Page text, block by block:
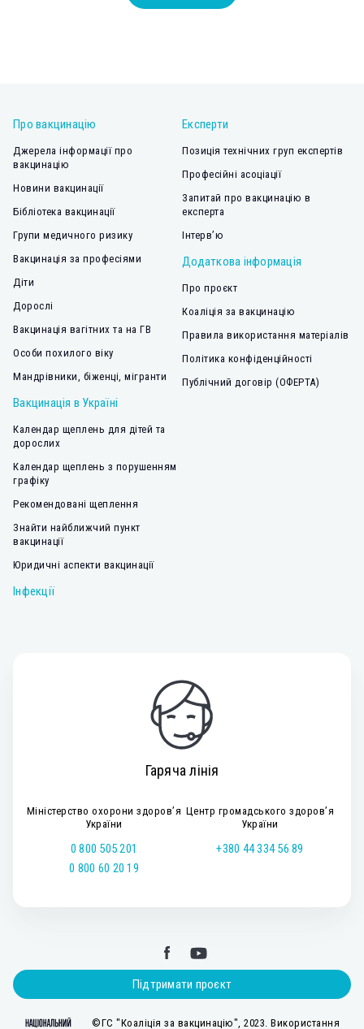
Про вакцинацію
Джерела інформації про
вакцинацію
Новини вакцинації
Бібліотека вакцинації
Групи медичного ризику
Вакцинація за професіями
Діти
Дорослі
Вакцинація вагітних та на ГВ
Особи похилого віку
Мандрівники, біженці, мігранти
Вакцинація в Україні
Календар щеплень для дітей та
дорослих
Календар щеплень з порушенням
графіку
Рекомендовані щеплення
Знайти найближчий пункт
вакцинації
Юридичні аспекти вакцинації
Інфекції
Експерти
Позиція технічних груп експертів
Професійні асоціації
Запитай про вакцинацію в
експерта
Інтерв’ю
Додаткова інформація
Про проєкт
Коаліція за вакцинацію
Правила використання матеріалів
Політика конфіденційності
Публічний договір (ОФЕРТА)
Гаряча лінія
Міністерство охорони здоров’я
України
0 800 505 201
0 800 60 20 19
Центр громадського здоров’я
України
+380 44 334 56 89
Підтримати проєкт
©ГС "Коаліція за вакцинацію", 2023. Використання